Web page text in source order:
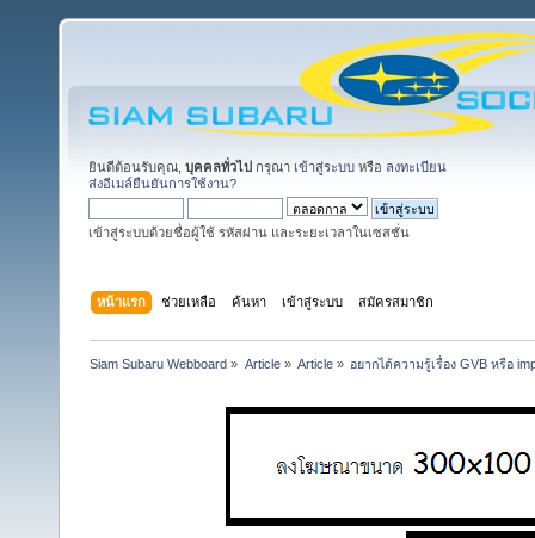
ยินดีต้อนรับคุณ, บุคคลทั่วไป กรุณา เข้าสู่ระบบ หรือ ลงทะเบียน
ส่งอีเมล์ยืนยันการใช้งาน?
เข้าสู่ระบบด้วยชื่อผู้ใช้ รหัสผ่าน และระยะเวลาในเซสชั่น
หน้าแรก ช่วยเหลือ ค้นหา เข้าสู่ระบบ สมัครสมาชิก
Siam Subaru Webboard » Article» Article» อยากได้ความรู้เรื่อง GVB หรือ